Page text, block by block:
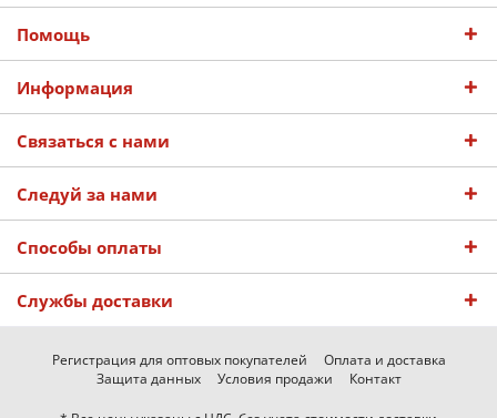
Помощь
Информация
Связаться с нами
Следуй за нами
Способы оплаты
Службы доставки
Регистрация для оптовых покупателей
Оплата и доставка
Защита данных
Условия продажи Контакт